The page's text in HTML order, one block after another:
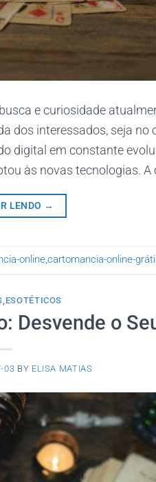
e curiosidade
dos interessados, seja no
digital em constante
às novas tecnologias. A
LENDO →
online,cartomancia-online-
,ESOTÉTICOS
Desvende o
03 BY ELISA MATIAS